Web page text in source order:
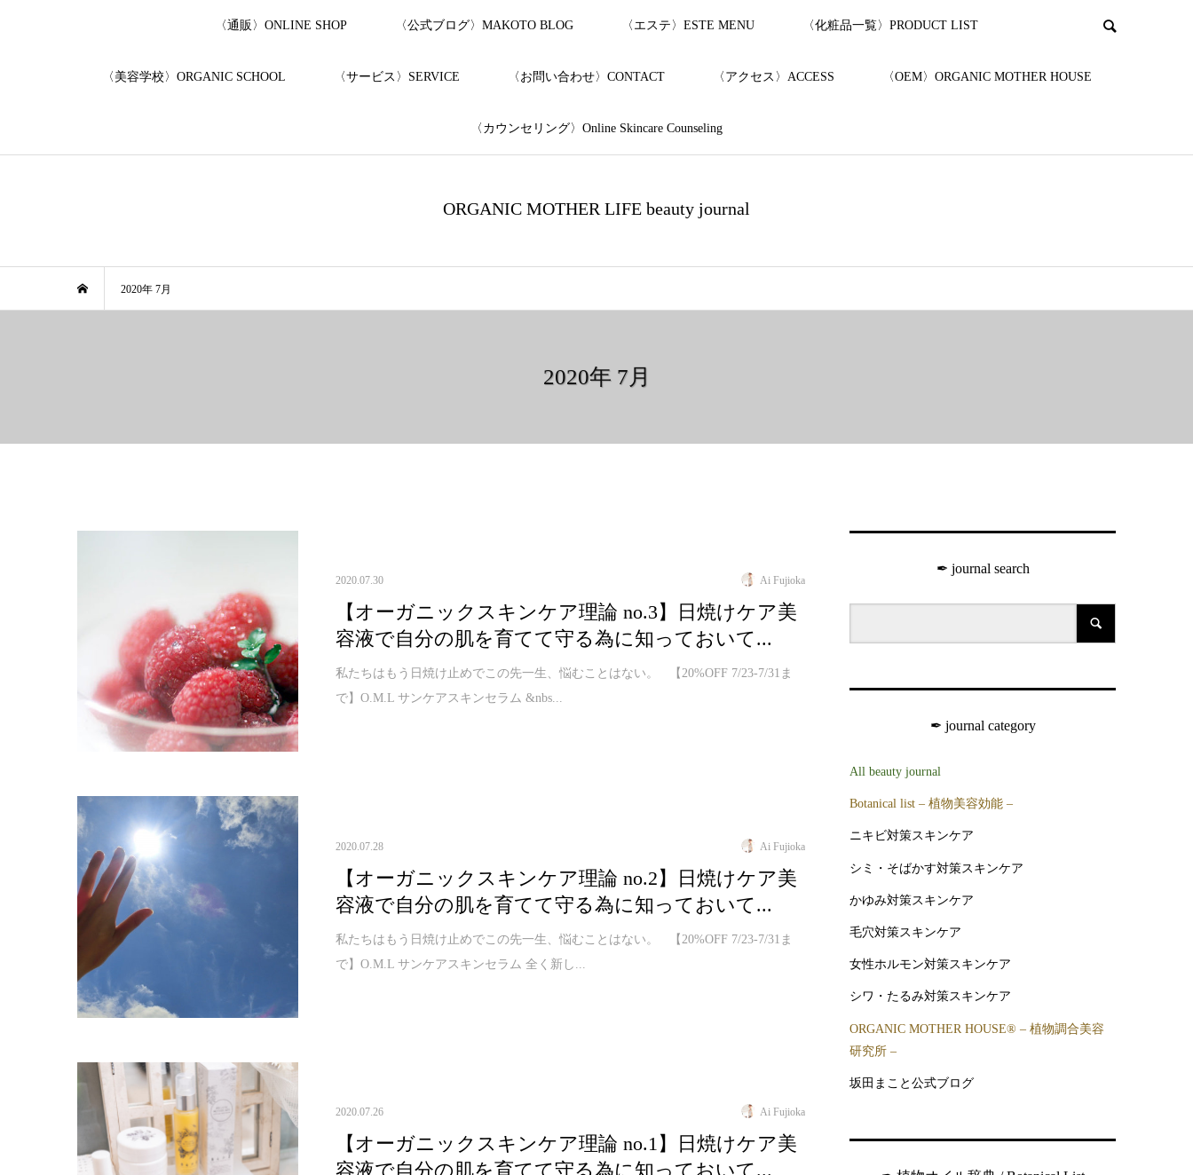
〈通販〉ONLINE SHOP 〈公式ブログ〉MAKOTO BLOG 〈エステ〉ESTE MENU 〈化粧品一覧〉PRODUCT LIST
〈美容学校〉ORGANIC SCHOOL 〈サービス〉SERVICE 〈お問い合わせ〉CONTACT 〈アクセス〉ACCESS 〈OEM〉ORGANIC MOTHER HOUSE
〈カウンセリング〉Online Skincare Counseling
ORGANIC MOTHER LIFE beauty journal
2020年 7月
2020年 7月
2020.07.30 Ai Fujioka
【オーガニックスキンケア理論 no.3】日焼けケア美
容液で自分の肌を育てて守る為に知っておいて...
私たちはもう日焼け止めでこの先一生、悩むことはない。 【20%OFF 7/23-7/31ま
で】O.M.L サンケアスキンセラム &nbs...
2020.07.28 Ai Fujioka
【オーガニックスキンケア理論 no.2】日焼けケア美
容液で自分の肌を育てて守る為に知っておいて...
私たちはもう日焼け止めでこの先一生、悩むことはない。 【20%OFF 7/23-7/31ま
で】O.M.L サンケアスキンセラム 全く新し...
2020.07.26 Ai Fujioka
【オーガニックスキンケア理論 no.1】日焼けケア美
容液で自分の肌を育てて守る為に知っておいて...
✒︎ journal search
✒︎ journal category
All beauty journal
Botanical list – 植物美容効能 –
ニキビ対策スキンケア
シミ・そばかす対策スキンケア
かゆみ対策スキンケア
毛穴対策スキンケア
女性ホルモン対策スキンケア
シワ・たるみ対策スキンケア
ORGANIC MOTHER HOUSE®︎ – 植物調合美容
研究所 –
坂田まこと公式ブログ